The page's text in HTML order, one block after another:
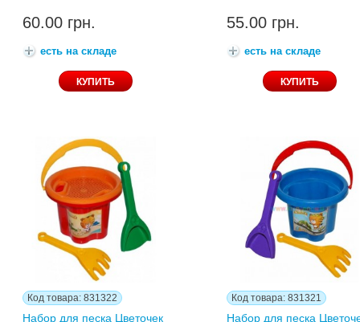
60.00 грн.
есть на складе
55.00 грн.
есть на складе
Код товара: 831322
Набор для песка Цветочек
Код товара: 831321
Набор для песка